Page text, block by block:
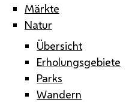
Märkte
Natur
Übersicht
Erholungsgebiete
Parks
Wandern